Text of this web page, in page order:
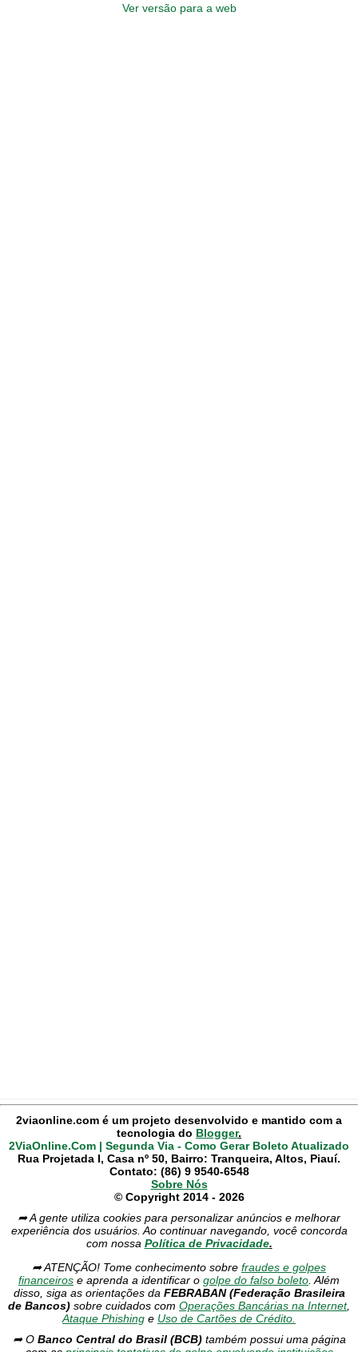
Ver versão para a web
2viaonline.com é um projeto desenvolvido e mantido com a
tecnologia do Blogger.
2ViaOnline.Com | Segunda Via - Como Gerar Boleto Atualizado
Rua Projetada I, Casa nº 50, Bairro: Tranqueira, Altos, Piauí.
Contato: (86) 9 9540-6548
Sobre Nós
© Copyright 2014 - 2026
➦ A gente utiliza cookies para personalizar anúncios e melhorar
experiência dos usuários. Ao continuar navegando, você concorda
com nossa Política de Privacidade.
➦ ATENÇÃO! Tome conhecimento sobre fraudes e golpes
financeiros e aprenda a identificar o golpe do falso boleto . Além
disso, siga as orientações da FEBRABAN (Federação Brasileira
de Bancos) sobre cuidados com Operações Bancárias na Internet,
Ataque Phishing e Uso de Cartões de Crédito.
➦ O Banco Central do Brasil (BCB)também possui uma página